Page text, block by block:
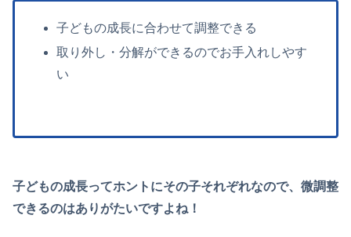
子どもの成長に合わせて調整できる
取り外し・分解ができるのでお手入れしやす
い
子どもの成長ってホントにその子それぞれなので、微調整
できるのはありがたいですよね！